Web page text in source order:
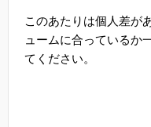
このあたりは個人差が
ュームに合っているか
てください。